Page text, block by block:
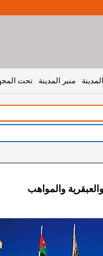
منبر المدينة تحت
والمواهب